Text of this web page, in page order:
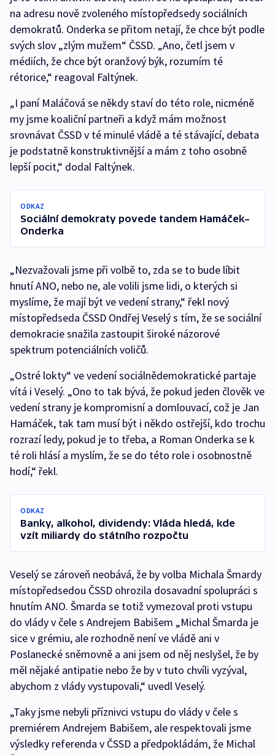
na adresu nově zvoleného místopředsedy sociálních
demokratů. Onderka se přitom netají, že chce být podle
svých slov „zlým mužem“ ČSSD. „Ano, četl jsem v
médiích, že chce být oranžový býk, rozumím té
rétorice,“ reagoval Faltýnek.
„I paní Maláčová se někdy staví do této role, nicméně
my jsme koaliční partneři a když mám možnost
srovnávat ČSSD v té minulé vládě a té stávající, debata
je podstatně konstruktivnější a mám z toho osobně
lepší pocit,“ dodal Faltýnek.
ODKAZ
Sociální demokraty povede tandem Hamáček–
Onderka
„Nezvažovali jsme při volbě to, zda se to bude líbit
hnutí ANO, nebo ne, ale volili jsme lidi, o kterých si
myslíme, že mají být ve vedení strany,“ řekl nový
místopředseda ČSSD Ondřej Veselý s tím, že se sociální
demokracie snažila zastoupit široké názorové
spektrum potenciálních voličů.
„Ostré lokty“ ve vedení sociálnědemokratické partaje
vítá i Veselý. „Ono to tak bývá, že pokud jeden člověk ve
vedení strany je kompromisní a domlouvací, což je Jan
Hamáček, tak tam musí být i někdo ostřejší, kdo trochu
rozrazí ledy, pokud je to třeba, a Roman Onderka se k
té roli hlásí a myslím, že se do této role i osobnostně
hodí,“ řekl.
ODKAZ
Banky, alkohol, dividendy: Vláda hledá, kde
vzít miliardy do státního rozpočtu
Veselý se zároveň neobává, že by volba Michala Šmardy
místopředsedou ČSSD ohrozila dosavadní spolupráci s
hnutím ANO. Šmarda se totiž vymezoval proti vstupu
do vlády v čele s Andrejem Babišem „Michal Šmarda je
sice v grémiu, ale rozhodně není ve vládě ani v
Poslanecké sněmovně a ani jsem od něj neslyšel, že by
měl nějaké antipatie nebo že by v tuto chvíli vyzýval,
abychom z vlády vystupovali,“ uvedl Veselý.
„Taky jsme nebyli příznivci vstupu do vlády v čele s
premiérem Andrejem Babišem, ale respektovali jsme
výsledky referenda v ČSSD a předpokládám, že Michal